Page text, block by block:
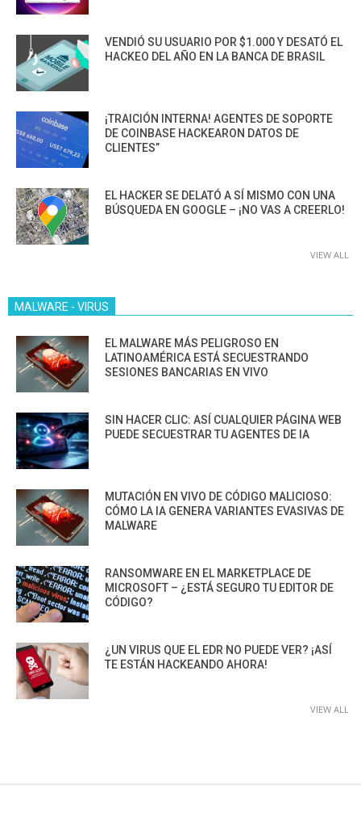
VENDIÓ SU USUARIO POR $1.000 Y DESATÓ EL
HACKEO DEL AÑO EN LA BANCA DE BRASIL
¡TRAICIÓN INTERNA! AGENTES DE SOPORTE
DE COINBASE HACKEARON DATOS DE
CLIENTES”
EL HACKER SE DELATÓ A SÍ MISMO CON UNA
BÚSQUEDA EN GOOGLE – ¡NO VAS A CREERLO!
VIEW ALL
MALWARE - VIRUS
EL MALWARE MÁS PELIGROSO EN
LATINOAMÉRICA ESTÁ SECUESTRANDO
SESIONES BANCARIAS EN VIVO
SIN HACER CLIC: ASÍ CUALQUIER PÁGINA WEB
PUEDE SECUESTRAR TU AGENTES DE IA
MUTACIÓN EN VIVO DE CÓDIGO MALICIOSO:
CÓMO LA IA GENERA VARIANTES EVASIVAS DE
MALWARE
RANSOMWARE EN EL MARKETPLACE DE
MICROSOFT – ¿ESTÁ SEGURO TU EDITOR DE
CÓDIGO?
¿UN VIRUS QUE EL EDR NO PUEDE VER? ¡ASÍ
TE ESTÁN HACKEANDO AHORA!
VIEW ALL